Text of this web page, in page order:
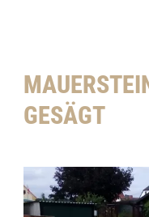
GESÄGT